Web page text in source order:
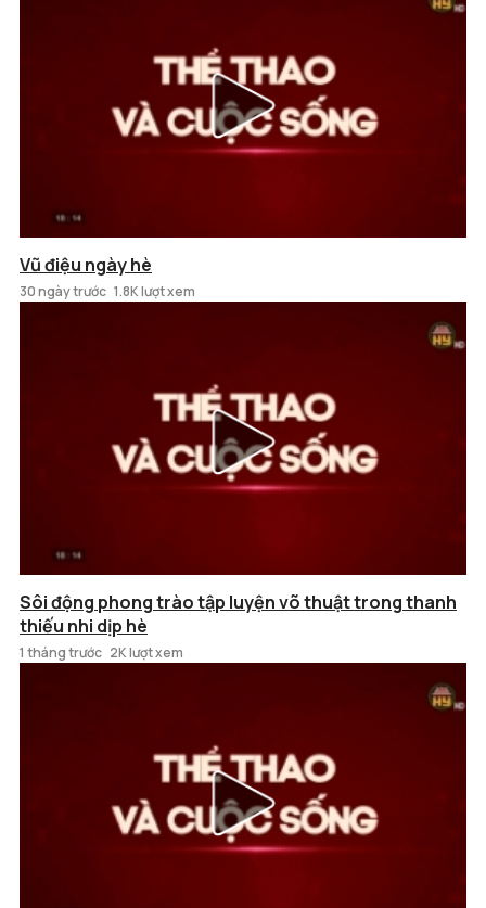
Vũ điệu ngày hè
30 ngày trước 1.8K lượt xem
Sôi động phong trào tập luyện võ thuật trong thanh
thiếu nhi dịp hè
1 tháng trước 2K lượt xem